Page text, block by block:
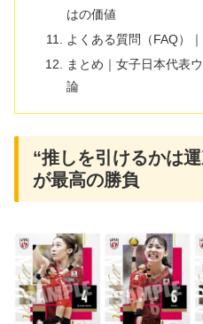
はの価値
よくある質問（FAQ）
まとめ｜女子日本代表
論
“推しを引けるかは
が最高の勝負